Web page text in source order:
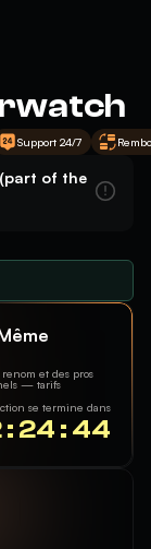
Support 24/7
of the
et des pros
— tarifs
se termine dans
24 : 44